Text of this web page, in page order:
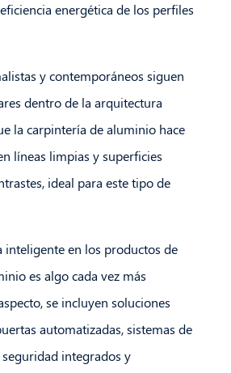
energética de los perfiles
y contemporáneos siguen
dentro de la arquitectura
la carpintería de aluminio hace
líneas limpias y superficies
ideal para este tipo de
inteligente en los productos de
es algo cada vez más
se incluyen soluciones
automatizadas, sistemas de
integrados y